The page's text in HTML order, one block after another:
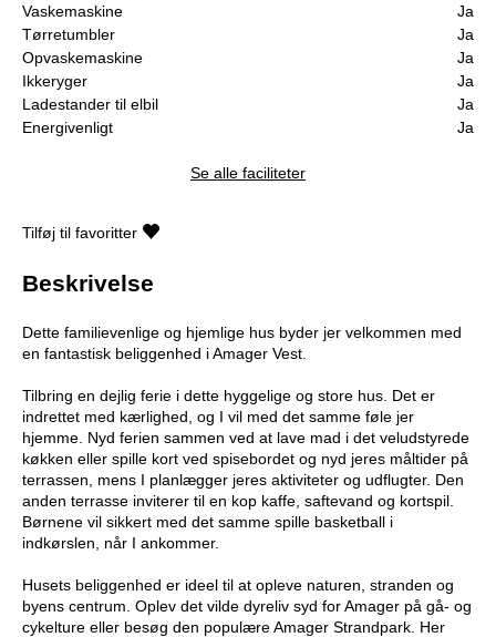
Vaskemaskine
Ja
Tørretumbler
Ja
Opvaskemaskine
Ja
Ikkeryger
Ja
Ladestander til elbil
Ja
Energivenligt
Ja
Se alle faciliteter
Tilføj til favoritter
Beskrivelse
Dette familievenlige og hjemlige hus byder jer velkommen med
en fantastisk beliggenhed i Amager Vest.
Tilbring en dejlig ferie i dette hyggelige og store hus. Det er
indrettet med kærlighed, og I vil med det samme føle jer
hjemme. Nyd ferien sammen ved at lave mad i det veludstyrede
køkken eller spille kort ved spisebordet og nyd jeres måltider på
terrassen, mens I planlægger jeres aktiviteter og udflugter. Den
anden terrasse inviterer til en kop kaffe, saftevand og kortspil.
Børnene vil sikkert med det samme spille basketball i
indkørslen, når I ankommer.
Husets beliggenhed er ideel til at opleve naturen, stranden og
byens centrum. Oplev det vilde dyreliv syd for Amager på gå- og
cykelture eller besøg den populære Amager Strandpark. Her